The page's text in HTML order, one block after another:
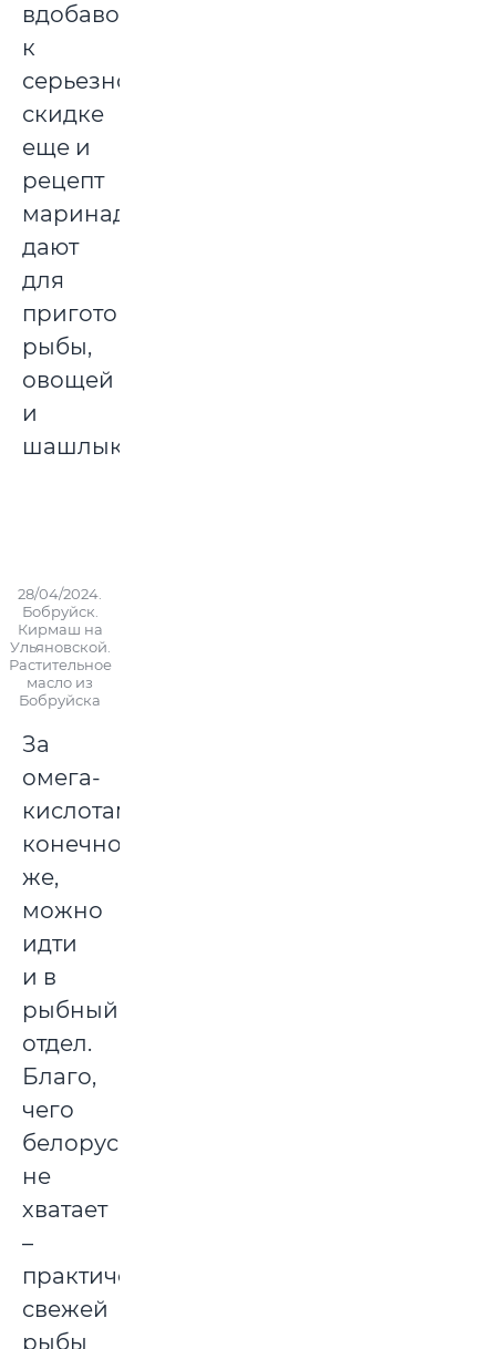
вдобавок
к
серьезной
скидке
еще и
рецепт
маринада
дают
для
приготовления
рыбы,
овощей
и
шашлыков!
28/04/2024.
Бобруйск.
Кирмаш на
Ульяновской.
Растительное
масло из
Бобруйска
За
омега-
кислотами,
конечно
же,
можно
идти
и в
рыбный
отдел.
Благо,
чего
белорусам
не
хватает
–
практически
свежей
рыбы